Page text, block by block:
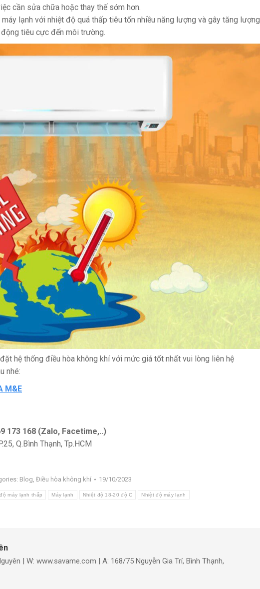
cần sửa chữa hoặc thay thế sớm hơn.
lạnh với nhiệt độ quá thấp tiêu tốn nhiều năng lượng và gây tăng lượng
tiêu cực đến môi trường.
hệ thống điều hòa không khí với mức giá tốt nhất vui lòng liên hệ
nhé:
M&E
173 168 (Zalo, Facetime,..)
Q.Bình Thạnh, Tp.HCM
Blog Điều hòa không khí 19/10/2023
máy lạnh thấp Máy lạnh Nhiệt độ 18-20 độ C Nhiệt độ máy lạnh
| W: www.savame.com | A: 168/75 Nguyễn Gia Trí, Bình Thạnh,